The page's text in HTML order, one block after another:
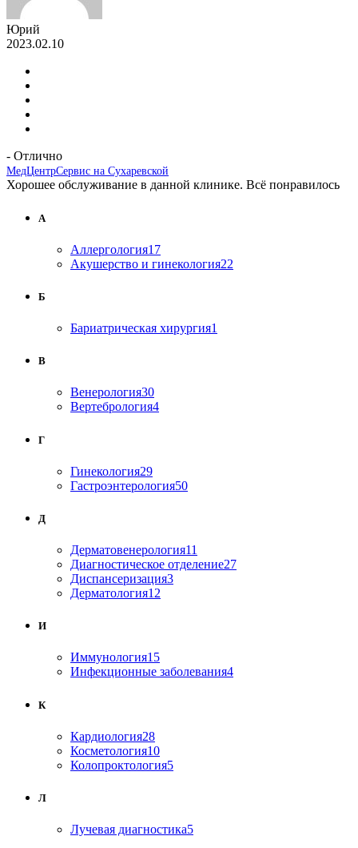
Юрий
2023.02.10
- Отлично
МедЦентрСервис на Сухаревской
Хорошее обслуживание в данной клинике. Всё понравилось
А
Аллергология17
Акушерство и гинекология22
Б
Бариатрическая хирургия1
В
Венерология30
Вертебрология4
Г
Гинекология29
Гастроэнтерология50
Д
Дерматовенерология11
Диагностическое отделение27
Диспансеризация3
Дерматология12
И
Иммунология15
Инфекционные заболевания4
К
Кардиология28
Косметология10
Колопроктология5
Л
Лучевая диагностика5